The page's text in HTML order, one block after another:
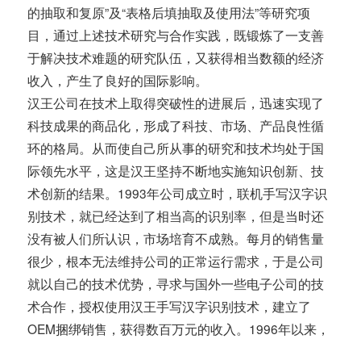
的抽取和复原”及“表格后填抽取及使用法”等研究项
目，通过上述技术研究与合作实践，既锻炼了一支善
于解决技术难题的研究队伍，又获得相当数额的经济
收入，产生了良好的国际影响。
汉王公司在技术上取得突破性的进展后，迅速实现了
科技成果的商品化，形成了科技、市场、产品良性循
环的格局。从而使自己所从事的研究和技术均处于国
际领先水平，这是汉王坚持不断地实施知识创新、技
术创新的结果。1993年公司成立时，联机手写汉字识
别技术，就已经达到了相当高的识别率，但是当时还
没有被人们所认识，市场培育不成熟。每月的销售量
很少，根本无法维持公司的正常运行需求，于是公司
就以自己的技术优势，寻求与国外一些电子公司的技
术合作，授权使用汉王手写汉字识别技术，建立了
OEM捆绑销售，获得数百万元的收入。1996年以来，